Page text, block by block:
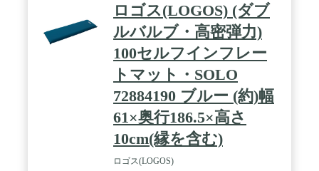
ロゴス(LOGOS) (ダブ
ルバルブ・高密弾力)
100セルフインフレー
トマット・SOLO
72884190 ブルー (約)幅
61×奥行186.5×高さ
10cm(縁を含む)
ロゴス(LOGOS)